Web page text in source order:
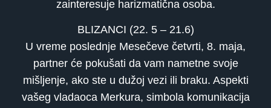
zainteresuje harizmatična osoba.
BLIZANCI (22. 5 – 21.6)
U vreme poslednje Mesečeve četvrti, 8. maja,
partner će pokušati da vam nametne svoje
mišljenje, ako ste u dužoj vezi ili braku. Aspekti
vašeg vladaoca Merkura, simbola komunikacija